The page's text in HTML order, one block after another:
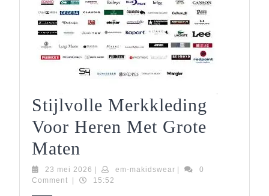
Stijlvolle Merkkleding
Voor Heren Met Grote
Maten
Merkkleding
23 mei 2026 23
mei
em-makidswearem-
0
Comment
15:52